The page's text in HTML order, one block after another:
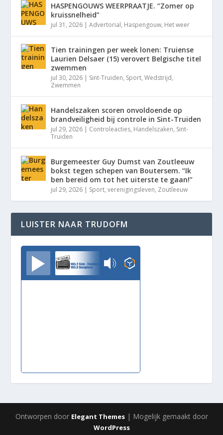
HASPENGOUWS WEERPRAATJE. “Zomer op
kruissnelheid”
jul 31, 2026 |Advertorial, Haspengouw, Het weer
Tien trainingen per week lonen: Truiense
Laurien Delsaer (15) verovert Belgische titel
zwemmen
jul 30, 2026 | Sint-Truiden, Sport,Wedstrijd,
Zwemmen
Handelszaken scoren onvoldoende op
brandveiligheid bij controle in Sint-Truiden
jul 29, 2026 | Controleacties, Handelszaken, Sint-
Truiden
Burgemeester Guy Dumst van Zoutleeuw
bokst tegen schepen van Boutersem. “Ik
ben bereid om tot het uiterste te gaan!”
jul 29, 2026 | Sport,verenigingsleven, Zoutleeuw
LUISTER NAAR TRUDOFM
TrudoFM
Ontworpen door Elegant Themes| Mogelijk gemaakt door
WordPress